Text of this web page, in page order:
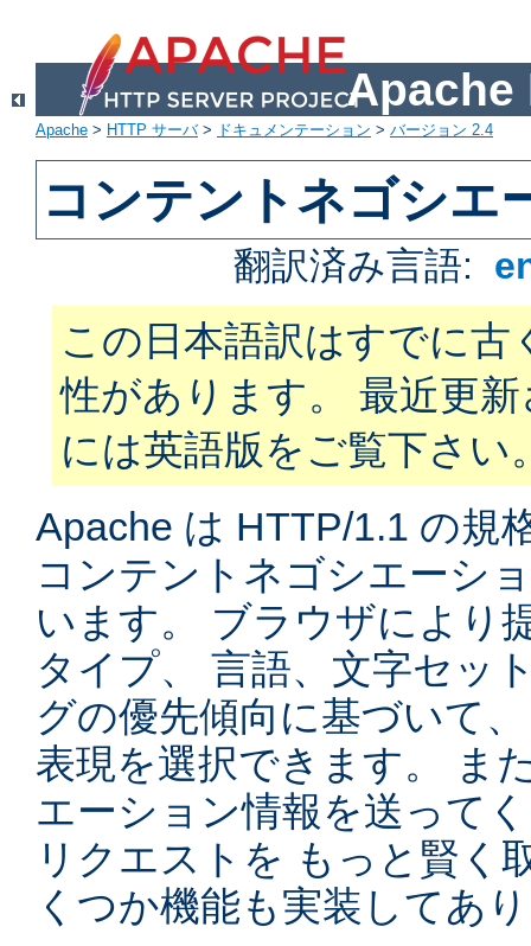
Apache
Apache > HTTP サーバ> ドキュメンテーション > バージョン 2.4
コンテントネゴシエ
翻訳済み言語:
この日本語訳はすでに古
性があります。 最近更
には英語版をご覧下さい
Apache は HTTP/1.1 の規
コンテントネゴシエーシ
います。 ブラウザにより
タイプ、 言語、文字セッ
グの優先傾向に基づいて
表現を選択できます。 ま
エーション情報を送って
リクエストを もっと賢く
くつか機能も実装してあ